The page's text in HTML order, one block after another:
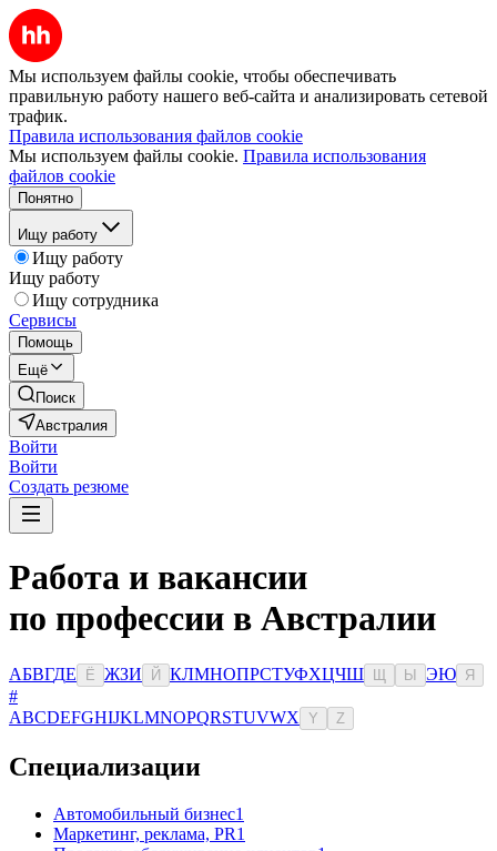
Мы используем файлы cookie, чтобы обеспечивать
правильную работу нашего веб-сайта и анализировать сетевой
трафик.
Правила использования файлов cookie
Мы используем файлы cookie. Правила использования
файлов cookie
Понятно
Ищу работу
Ищу работу
Ищу работу
Ищу сотрудника
Сервисы
Помощь
Ещё
Поиск
Австралия
Войти
Войти
Создать резюме
Работа и вакансии
по профессии в Австралии
АБВГДЕ Ё ЖЗИ Й КЛМНОПРСТУФХЦЧШ Ы ЭЮ Я
#
ABCDEFGHIJKLMNOPQRSTUVWX Y Z
Специализации
Автомобильный бизнес1
Маркетинг, реклама, PR1